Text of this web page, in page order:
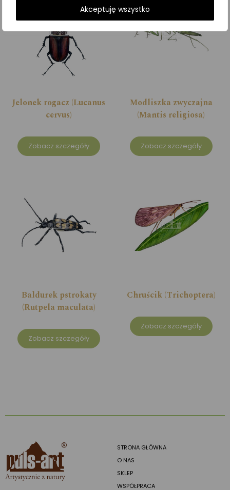
Akceptuję wszystko
Jelonek rogacz (Lucanus
cervus)
Zobacz szczegóły
Modliszka zwyczajna
(Mantis religiosa)
Zobacz szczegóły
Baldurek pstrokaty
(Rutpela maculata)
Zobacz szczegóły
Chruścik (Trichoptera)
Zobacz szczegóły
STRONA GŁÓWNA
O NAS
SKLEP
WSPÓŁPRACA